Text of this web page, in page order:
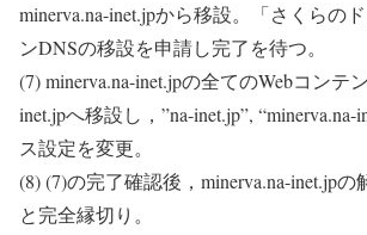
minerva.na-inet.jpから移設。「さくらの
ンDNSの移設を申請し完了を待つ。
(7) minerva.na-inet.jpの全てのWebコンテ
inet.jpへ移設し，”na-inet.jp”,
ス設定を変更。
(8) (7)の完了確認後，minerva.na-inet.jp
と完全縁切り。